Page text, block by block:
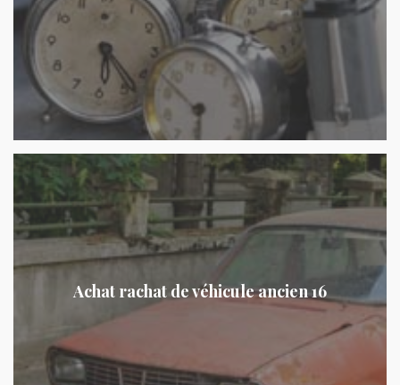
Achat rachat de véhicule ancien 16